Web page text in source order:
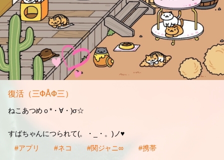
復活（三ФÅФ三）
ねこあつめｏ*・∀・)σ☆
すばちゃんにつられて(。・_・。)ノ♥
#アプリ
#ネコ #関ジャニ∞ #携帯